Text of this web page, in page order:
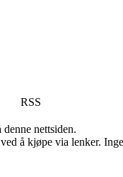
RSS
nettsiden.
å kjøpe via lenker.